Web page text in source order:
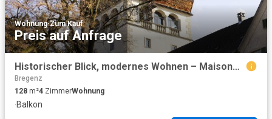
Wohnung·Zum Kauf
Preis auf Anfrage
Historischer Blick, modernes Wohnen – Maisonette an der Oberstadt
Bregenz
128 m²4 ZimmerWohnung
·Balkon